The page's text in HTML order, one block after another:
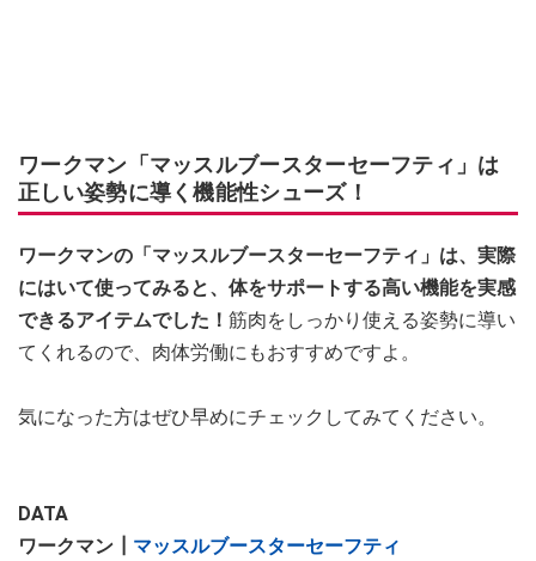
ワークマン「マッスルブースターセーフティ」は
正しい姿勢に導く機能性シューズ！
ワークマンの「マッスルブースターセーフティ」は、実際
にはいて使ってみると、体をサポートする高い機能を実感
できるアイテムでした！ 筋肉をしっかり使える姿勢に導い
てくれるので、肉体労働にもおすすめですよ。
気になった方はぜひ早めにチェックしてみてください。
DATA
ワークマン┃ マッスルブースターセーフティ